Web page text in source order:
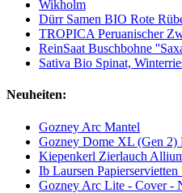
Wikholm
Dürr Samen BIO Rote
TROPICA Peruanischer
ReinSaat Buschbohne
Sativa Bio Spinat,
Neuheiten:
Gozney Arc Mantel
Gozney Dome XL (Gen 2)
Kiepenkerl Zierlauch
Ib Laursen
Gozney Arc Lite - Cover -